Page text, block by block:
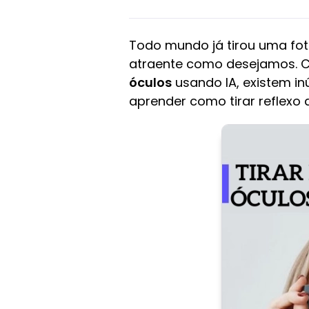
Todo mundo já tirou uma
atraente como desejamos.
óculos usando IA, existem
aprender como tirar reflexo